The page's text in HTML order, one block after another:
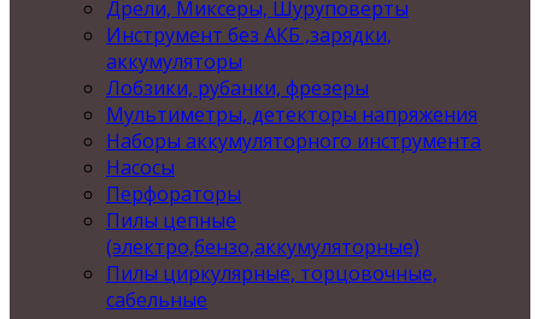
Дрели, Миксеры, Шуруповерты
Инструмент без АКБ ,зарядки,
аккумуляторы
Лобзики, рубанки, фрезеры
Мультиметры, детекторы напряжения
Наборы аккумуляторного инструмента
Насосы
Перфораторы
Пилы цепные
(электро,бензо,аккумуляторные)
Пилы циркулярные, торцовочные,
сабельные